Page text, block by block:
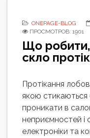
ONEPAGE-BLOG
ПРОСМОТРОВ: 1901
Що
скло
Протікання
якою стикаються
проникати в
неприємностей і
електроніки та